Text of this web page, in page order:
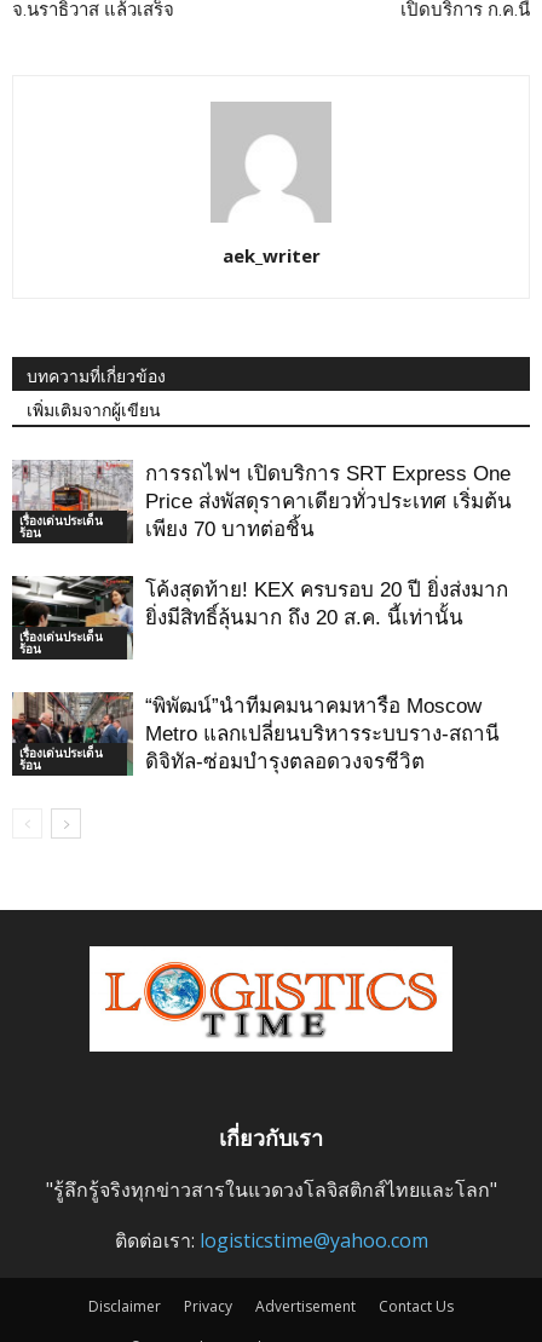
จ.นราธิวาส แล้วเสร็จ
เปิดบริการ ก.ค.นี้
aek_writer
บทความที่เกี่ยวข้อง
เพิ่มเติมจากผู้เขียน
เรื่องเด่นประเด็น
ร้อน
การรถไฟฯ เปิดบริการ SRT Express One
Price ส่งพัสดุราคาเดียวทั่วประเทศ เริ่มต้น
เพียง 70 บาทต่อชิ้น
เรื่องเด่นประเด็น
ร้อน
โค้งสุดท้าย! KEX ครบรอบ 20 ปี ยิ่งส่งมาก
ยิ่งมีสิทธิ์ลุ้นมาก ถึง 20 ส.ค. นี้เท่านั้น
เรื่องเด่นประเด็น
ร้อน
“พิพัฒน์”นำทีมคมนาคมหารือ Moscow
Metro แลกเปลี่ยนบริหารระบบราง-สถานี
ดิจิทัล-ซ่อมบำรุงตลอดวงจรชีวิต
เกี่ยวกับเรา
"รู้ลึกรู้จริงทุกข่าวสารในแวดวงโลจิสติกส์ไทยและโลก"
ติดต่อเรา: logisticstime@yahoo.com
Disclaimer Privacy Advertisement
Contact Us